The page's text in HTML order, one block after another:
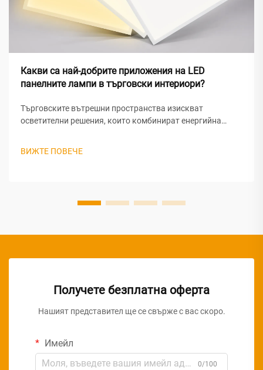
Какви са най-добрите приложения на LED
панелните лампи в търговски интериори?
Търговските вътрешни пространства изискват
осветителни решения, които комбинират енергийна
ВИЖТЕ ПОВЕЧЕ
Получете безплатна оферта
Нашият представител ще се свърже с вас скоро.
Имейл
0/100